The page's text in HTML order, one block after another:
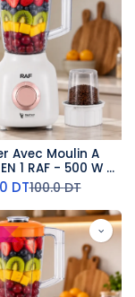
Avec Moulin A
1 RAF - 500 W -
L - Blanc
DT100.0DT